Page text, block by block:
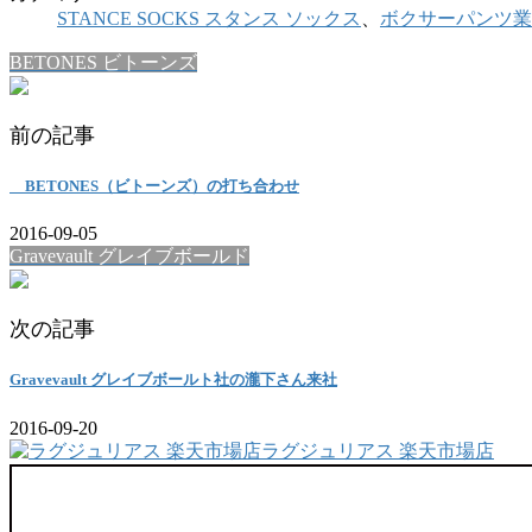
STANCE SOCKS スタンス ソックス
ボクサーパンツ
BETONES ビトーンズ
前の記事
BETONES（ビトーンズ）の打ち合わせ
2016-09-05
Gravevault グレイブボールド
次の記事
Gravevault グレイブボールト社の瀧下さん来社
2016-09-20
ラグジュリアス 楽天市場店